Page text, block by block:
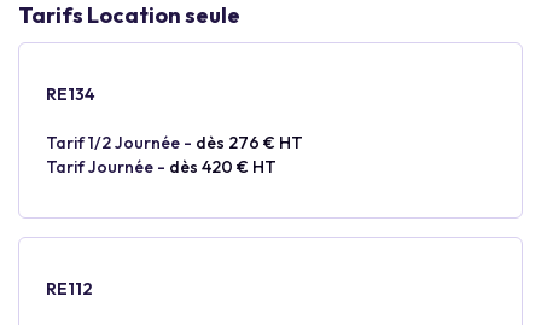
Tarifs Location seule
RE134
Tarif 1/2 Journée - dès 276 € HT
Tarif Journée - dès 420 € HT
RE112